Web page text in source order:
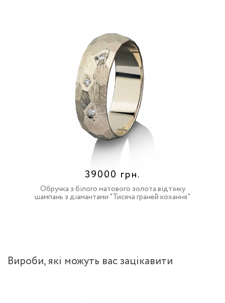
39000 грн.
Обручка з білого матового золота відтінку
шампань з діамантами "Тисяча граней кохання"
Вироби, якi можуть вас зацiкавити